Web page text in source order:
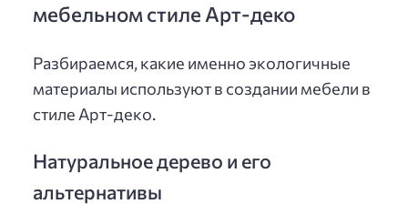
мебельном стиле Арт-деко
Разбираемся, какие именно экологичные
материалы используют в создании мебели в
стиле Арт-деко.
Натуральное дерево и его
альтернативы